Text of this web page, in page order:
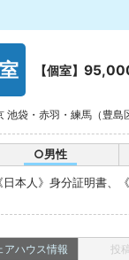
【個室】
池袋・赤羽・練馬（豊島
○男性
日本人》身分証明書、
アハウス情報 投